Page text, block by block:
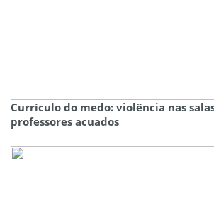
Currículo do medo: violência nas
professores acuados